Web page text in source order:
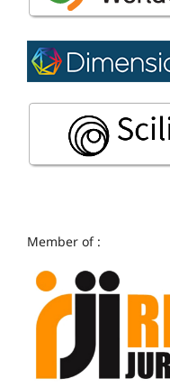
Member of :